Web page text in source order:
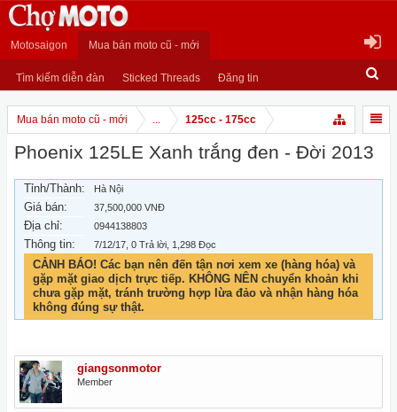
Motosaigon Mua bán moto cũ - mới
Tìm kiếm diễn đàn Sticked Threads Đăng tin
Mua bán moto cũ - mới ... 125cc - 175cc
Phoenix 125LE Xanh trắng đen - Đời 2013
Tỉnh/Thành: Hà Nội
Giá bán: 37,500,000 VNĐ
Địa chỉ: 0944138803
Thông tin: 7/12/17 , 0 Trả lời, 1,298 Đọc
CẢNH BÁO! Các bạn nên đến tận nơi xem xe (hàng hóa) và
gặp mặt giao dịch trực tiếp. KHÔNG NÊN chuyển khoản khi
chưa gặp mặt, tránh trường hợp lừa đảo và nhận hàng hóa
không đúng sự thật.
giangsonmotor
Member